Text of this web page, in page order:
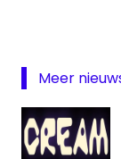
Meer